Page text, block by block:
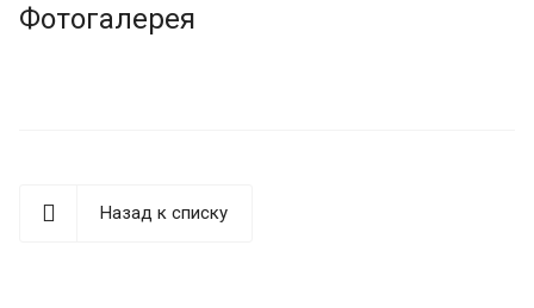
Фотогалерея
Назад к списку